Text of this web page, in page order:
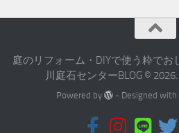
庭のリフォーム・DIYで使う粋で
川庭石センターBLOG ©
Powered by - Designed with